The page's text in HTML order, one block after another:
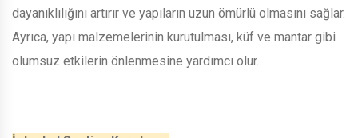
dayanıklılığını artırır ve yapıların uzun ömürlü olmasını sağlar.
Ayrıca, yapı malzemelerinin kurutulması, küf ve mantar gibi
olumsuz etkilerin önlenmesine yardımcı olur.